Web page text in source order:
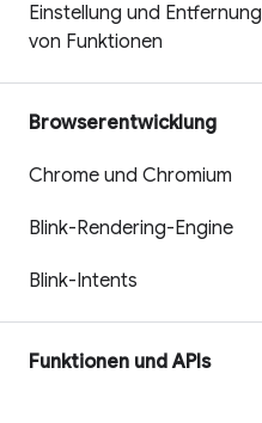
Einstellung und Entfernung
von Funktionen
Browserentwicklung
Chrome und Chromium
Blink-Rendering-Engine
Blink-Intents
Funktionen und APIs